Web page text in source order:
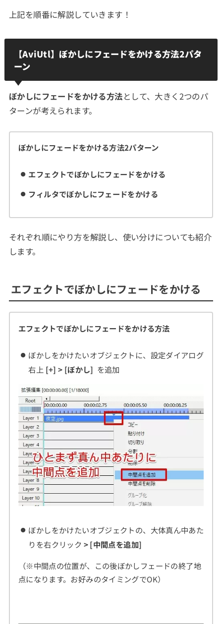
上記を順番に解説していきます！
【AviUtl】ぼかしにフェードをかける方法2パタ
ーン
ぼかしにフェードをかける方法として、大きく2つのパ
ターンが考えられます。
ぼかしにフェードをかける方法2パターン
エフェクトでぼかしにフェードをかける
フィルタでぼかしにフェードをかける
それぞれ順にやり方を解説し、使い分けについても紹介
します。
エフェクトでぼかしにフェードをかける
エフェクトでぼかしにフェードをかける方法
ぼかしをかけたいオブジェクトに、設定ダイアログ
右上 [+] > [ぼかし] を追加
ぼかしをかけたいオブジェクトの、大体真ん中あた
りを右クリック > [中間点を追加]
（※中間点の位置が、この後ぼかしフェードの終了地
点になります。お好みのタイミングでOK）